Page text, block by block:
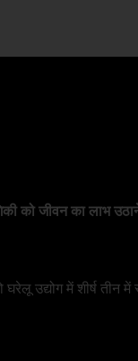
को जीवन का लाभ
उद्योग में शीर्ष तीन में